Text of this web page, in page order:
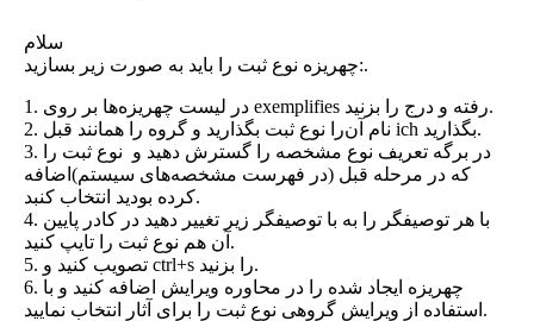
سلام
چهریزه نوع ثبت را باید به صورت زیر بسازید:.
1. در لیست چهریزه‌ها بر روی exemplifies رفته و درج را بزنید.
2. نام آن‌را نوع ثبت بگذارید و گروه را همانند قبل ich بگذارید.
3. در برگه تعریف نوع مشخصه را گسترش دهید و نوع ثبت را
که در مرحله قبل (در فهرست مشخصه‌های سیستم)اضافه
کرده بودید انتخاب کنبد.
4. با هر توصیفگر را به با توصیفگر زیر تغییر دهید در کادر پایین
آن هم نوع ثبت را تایپ کنید.
5. تصویب کنید و ctrl+s را بزنید.
6. چهریزه ایجاد شده را در محاوره ویرایش اضافه کنید و با
استفاده از ویرایش گروهی نوع ثبت را برای آثار انتخاب نمایید.